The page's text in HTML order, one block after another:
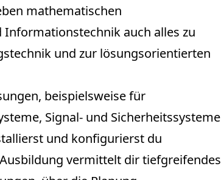
mathematischen
auch alles zu
und zur lösungsorientierten
beispielsweise für
Signal- und Sicherheitssysteme
und konfigurierst du
vermittelt dir tiefgreifendes